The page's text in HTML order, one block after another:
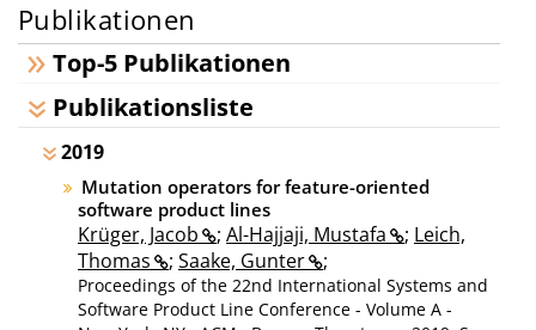
Publikationen
Top-5 Publikationen
Publikationsliste
2019
Mutation operators for feature-oriented
software product lines
Krüger, Jacob ; Al-Hajjaji, Mustafa ; Leich,
Thomas
; Saake, Gunter ;
Proceedings of the 22nd International Systems and
Software Product Line Conference - Volume A -